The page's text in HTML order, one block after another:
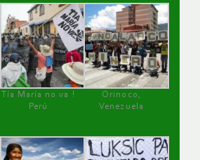
Tía María no va !
Perú
Orinoco,
Venezuela